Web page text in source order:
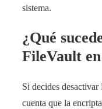
sistema.
¿Qué
FileVault
Si decides
cuenta que la